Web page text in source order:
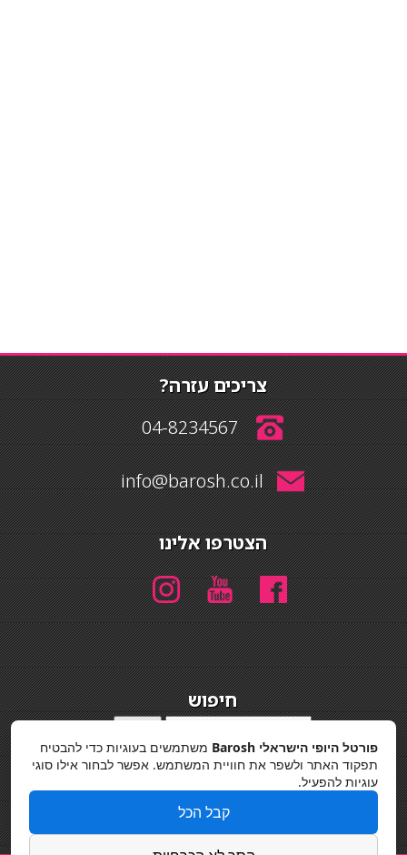
צריכים עזרה?
04-8234567
info@barosh.co.il
הצטרפו אלינו
חיפוש
מדיניות פרטיות
פורטל היופי הישראלי Barosh
משתמשים בעוגיות כדי להבטיח
תפקוד האתר ולשפר את חוויית המשתמש. אפשר לבחור אילו סוגי
עוגיות להפעיל.
קבל הכל